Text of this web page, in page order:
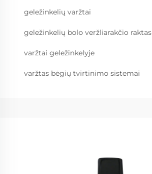
geležinkelių varžtai
geležinkelių bolo veržliarakčio raktas
varžtai geležinkelyje
varžtas bėgių tvirtinimo sistemai